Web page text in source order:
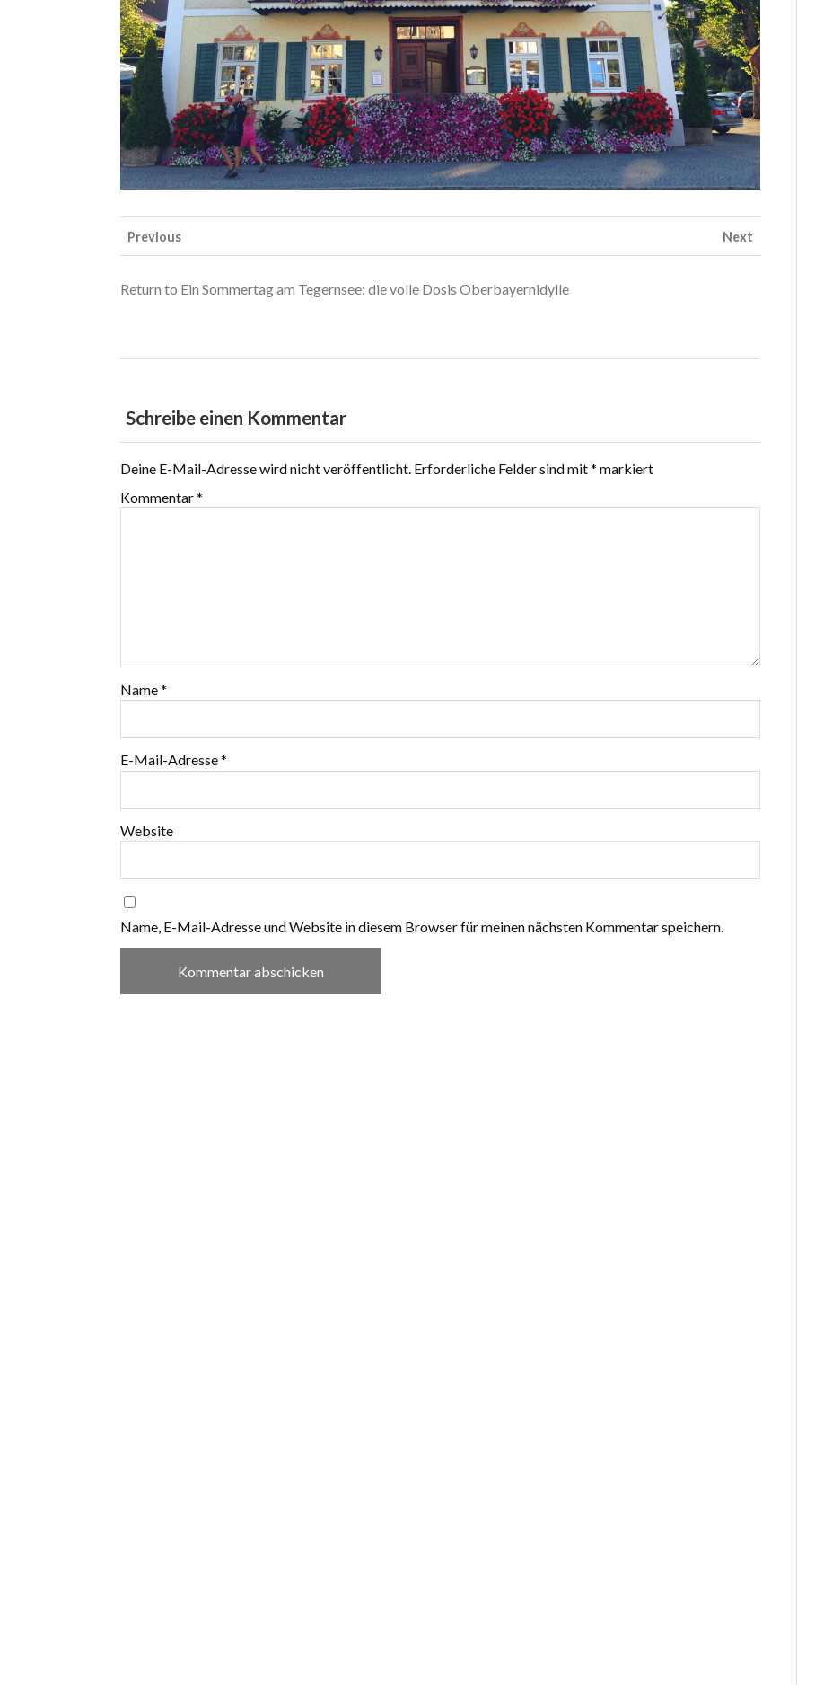
Previous Next
Return to Ein Sommertag am Tegernsee: die volle Dosis Oberbayernidylle
Schreibe einen Kommentar
Deine E-Mail-Adresse wird nicht veröffentlicht. Erforderliche Felder sind mit* markiert
Kommentar*
Name*
E-Mail-Adresse*
Website
Name, E-Mail-Adresse und Website in diesem Browser für meinen nächsten Kommentar speichern.